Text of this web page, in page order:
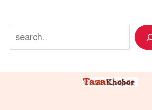
Search